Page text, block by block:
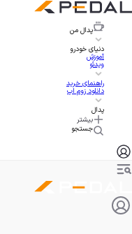
پدال من
دنیای خودرو
آموزش
ویدئو
راهنمای خرید
دانلود زوم اپ
پدال
بیشتر
جستجو